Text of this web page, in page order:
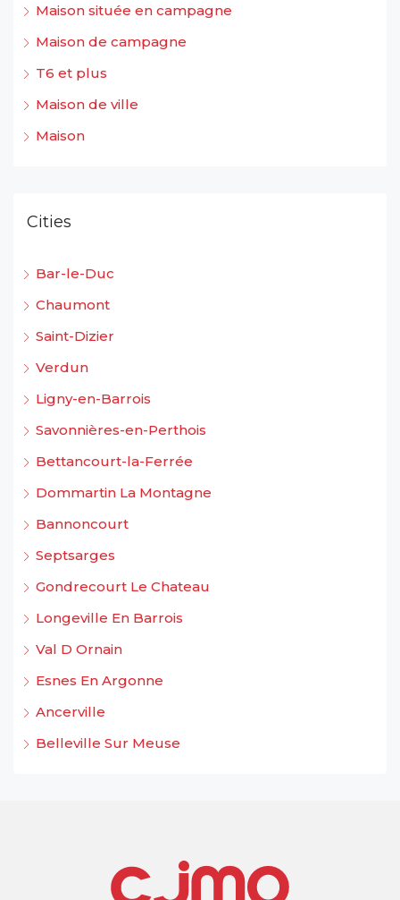
Maison située en campagne
Maison de campagne
T6 et plus
Maison de ville
Maison
Cities
Bar-le-Duc
Chaumont
Saint-Dizier
Verdun
Ligny-en-Barrois
Savonnières-en-Perthois
Bettancourt-la-Ferrée
Dommartin La Montagne
Bannoncourt
Septsarges
Gondrecourt Le Chateau
Longeville En Barrois
Val D Ornain
Esnes En Argonne
Ancerville
Belleville Sur Meuse